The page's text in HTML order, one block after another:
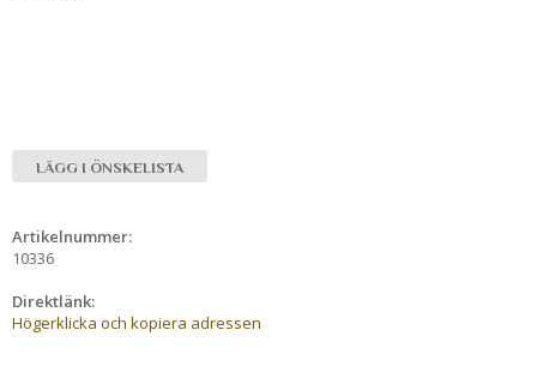
LÄGG I ÖNSKELISTA
Artikelnummer:
10336
Direktlänk:
Högerklicka och kopiera adressen